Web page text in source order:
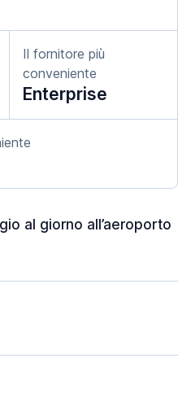
Il fornitore più
conveniente
Enterprise
al giorno all’aeroporto